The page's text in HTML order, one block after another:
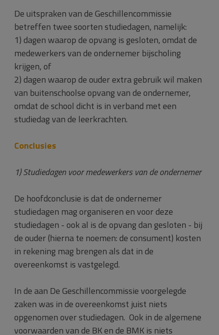
De uitspraken van de Geschillencommissie
betreffen twee soorten studiedagen, namelijk:
1) dagen waarop de opvang is gesloten, omdat de
medewerkers van de ondernemer bijscholing
krijgen, of
2) dagen waarop de ouder extra gebruik wil maken
van buitenschoolse opvang van de ondernemer,
omdat de school dicht is in verband met een
studiedag van de leerkrachten.
Conclusies
1) Studiedagen voor medewerkers van de ondernemer
De hoofdconclusie is dat de ondernemer
studiedagen mag organiseren en voor deze
studiedagen - ook al is de opvang dan gesloten - bij
de ouder (hierna te noemen: de consument) kosten
in rekening mag brengen als dat in de
overeenkomst is vastgelegd.
In de aan De Geschillencommissie voorgelegde
zaken was in de overeenkomst juist niets
opgenomen over studiedagen. Ook in de algemene
voorwaarden van de BK en de BMK is niets